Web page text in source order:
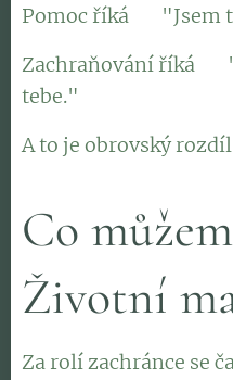
Pomoc říká 👉 "Jsem
Zachraňování říká 👉
tebe."
A to je obrovský
Co
Životní
Za rolí zachránce se